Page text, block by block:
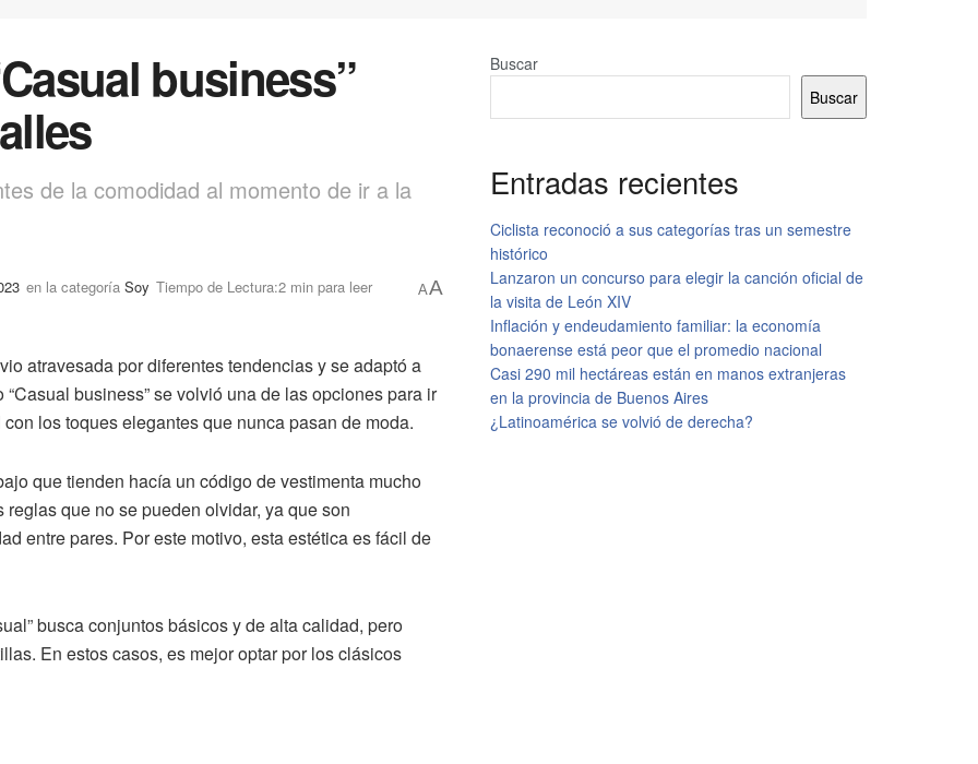
business”
de la comodidad al momento de ir a la
en la categoría Soy Tiempo de Lectura:2 min para leer AA
atravesada por diferentes tendencias y se adaptó a
business” se volvió una de las opciones para ir
los toques elegantes que nunca pasan de moda.
que tienden hacía un código de vestimenta mucho
que no se pueden olvidar, ya que son
entre pares. Por este motivo, esta estética es fácil de
busca conjuntos básicos y de alta calidad, pero
En estos casos, es mejor optar por los clásicos
Buscar
Buscar
Entradas recientes
Ciclista reconoció a sus categorías tras un semestre
histórico
Lanzaron un concurso para elegir la canción oficial de
la visita de León XIV
Inflación y endeudamiento familiar: la economía
bonaerense está peor que el promedio nacional
Casi 290 mil hectáreas están en manos extranjeras
en la provincia de Buenos Aires
¿Latinoamérica se volvió de derecha?